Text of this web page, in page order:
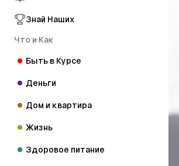
Знай Наших
Что и Как
Быть в Курсе
Деньги
Дом и квартира
Жизнь
Здоровое питание